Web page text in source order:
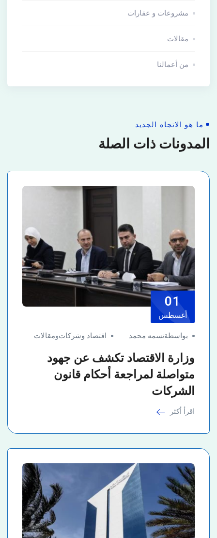
مشروعات و عقارات
مقالات
من أعمالنا
ما هو الاتجاه الجديد
المدونات ذات الصلة
01
أغسطس
بواسطةنسمه محمد اقتصاد وشركاتومقالات
وزارة الاقتصاد تكشف عن جهود
متواصلة لمراجعة أحكام قانون
الشركات
اقرأ أكثر